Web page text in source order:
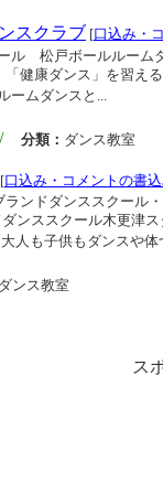
スクラブ [口込み・
ル 松戸ボールルーム
健康ダンス」を習え
ームダンスと...
分類： ダンス教室
[口込み・コメントの書
ランドダンススクー
ンススクール木更津ス
人も子供もダンスや体
ダンス教室
ス